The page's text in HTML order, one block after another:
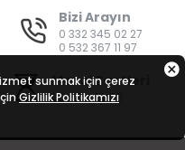
Bizi Arayın
0 332 345 02 27
0 532 367 11 97
Mesai Saatleri
08:00 - 19:00
sunmak için çerez
Gizlilik Politikamızı